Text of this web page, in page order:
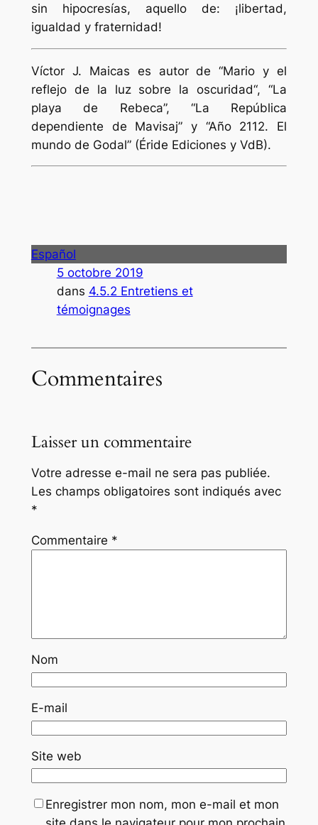
sin hipocresías, aquello de: ¡libertad,
igualdad y fraternidad!
Víctor J. Maicas es autor de “Mario y el
reflejo de la luz sobre la oscuridad“, “La
playa de Rebeca”, “La República
dependiente de Mavisaj” y “Año 2112. El
mundo de Godal” (Éride Ediciones y VdB).
Español
5 octobre 2019
dans 4.5.2 Entretiens et
témoignages
Commentaires
Laisser un commentaire
Votre adresse e-mail ne sera pas publiée.
Les champs obligatoires sont indiqués avec
*
Commentaire *
Nom
E-mail
Site web
Enregistrer mon nom, mon e-mail et mon